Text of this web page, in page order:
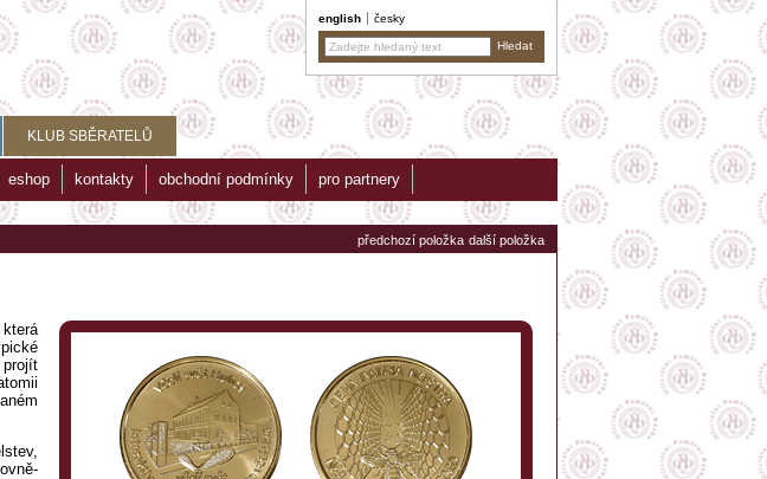
english česky
KLUB SBĚRATELŮ
eshop kontakty obchodní podmínky pro partnery
předchozí položka další položka